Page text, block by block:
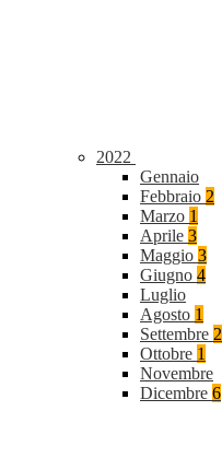
2022
Gennaio
Febbraio 2
Marzo 1
Aprile 3
Maggio 3
Giugno 4
Luglio
Agosto 1
Settembre 2
Ottobre 1
Novembre
Dicembre 6